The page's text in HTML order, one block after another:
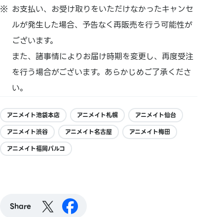
お支払い、お受け取りをいただけなかったキャンセ
ルが発生した場合、予告なく再販売を行う可能性が
ございます。
また、諸事情によりお届け時期を変更し、再度受注
を行う場合がございます。あらかじめご了承くださ
い。
アニメイト池袋本店 アニメイト札幌
アニメイト仙台
アニメイト渋谷
アニメイト名古屋
アニメイト梅田
アニメイト福岡パルコ
Share